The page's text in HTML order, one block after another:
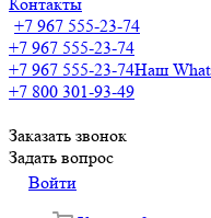
+7 967 555-23-74
+7 967 555-23-74
+7 967 555-23-74Наш
+7 800 301-93-49
Заказать звонок
Задать вопрос
Войти